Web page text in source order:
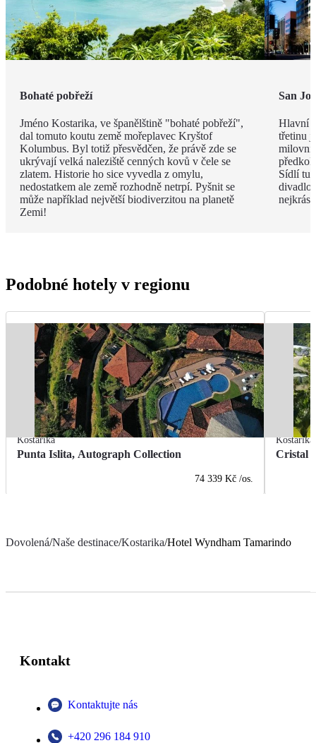
Bohaté pobřeží
Jméno Kostarika, ve španělštině "bohaté pobřeží",
dal tomuto koutu země mořeplavec Kryštof
Kolumbus. Byl totiž přesvědčen, že právě zde se
ukrývají velká naleziště cenných kovů v čele se
zlatem. Historie ho sice vyvedla z omylu,
nedostatkem ale země rozhodně netrpí. Pyšnit se
může například největší biodiverzitou na planetě
Zemi!
San
Hlavní
třetinu
Sídlí tu
divadlo,
Podobné hotely v regionu
Kostarika
Punta Islita, Autograph Collection
74 339 Kč /os.
Kostarika
Cristal
Dovolená/Naše destinace/Kostarika/Hotel Wyndham Tamarindo
Kontakt
Kontaktujte nás
+420 296 184 910